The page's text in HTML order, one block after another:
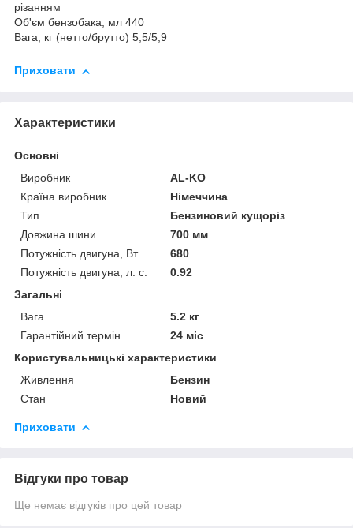
різанням
Об'єм бензобака, мл 440
Вага, кг (нетто/брутто) 5,5/5,9
Приховати
Характеристики
Основні
Виробник
AL-KO
Країна виробник
Німеччина
Тип
Бензиновий кущоріз
Довжина шини
700 мм
Потужність двигуна, Вт
680
Потужність двигуна, л. с.
0.92
Загальні
Вага
5.2 кг
Гарантійний термін
24 міс
Користувальницькі характеристики
Живлення
Бензин
Стан
Новий
Приховати
Відгуки про товар
Ще немає відгуків про цей товар